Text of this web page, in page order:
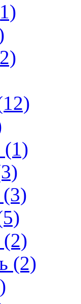
(1)
(3)
(2)
(2)